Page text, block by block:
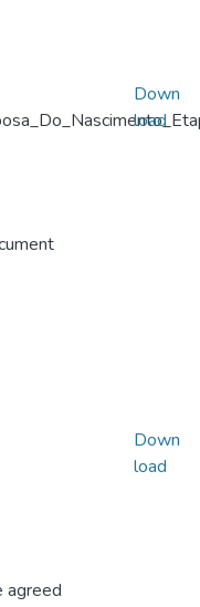
Down
load
agreed
Down
load